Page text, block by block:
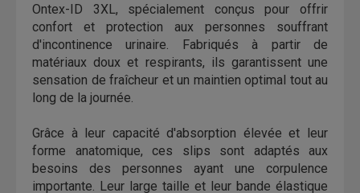
Ontex-ID 3XL, spécialement conçus pour offrir
confort et protection aux personnes souffrant
d'incontinence urinaire. Fabriqués à partir de
matériaux doux et respirants, ils garantissent une
sensation de fraîcheur et un maintien optimal tout au
long de la journée.
Grâce à leur capacité d'absorption élevée et leur
forme anatomique, ces slips sont adaptés aux
besoins des personnes ayant une corpulence
importante. Leur large taille et leur bande élastique